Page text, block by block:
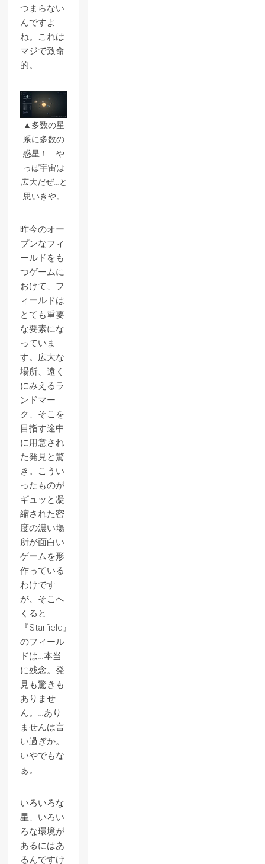
つまらない
んですよ
ね。これは
マジで致命
的。
▲多数の星
系に多数の
惑星！ や
っぱ宇宙は
広大だぜ…と
思いきや。
昨今のオー
プンなフィ
ールドをも
つゲームに
おけて、フ
ィールドは
とても重要
な要素にな
っていま
す。広大な
場所、遠く
にみえるラ
ンドマー
ク、そこを
目指す途中
に用意され
た発見と驚
き。こうい
ったものが
ギュッと凝
縮された密
度の濃い場
所が面白い
ゲームを形
作っている
わけです
が、そこへ
くると
『Starfield』
のフィール
ドは…本当
に残念。発
見も驚きも
ありませ
ん。…あり
ませんは言
い過ぎか。
いやでもな
ぁ。
いろいろな
星、いろい
ろな環境が
あるにはあ
るんですけ